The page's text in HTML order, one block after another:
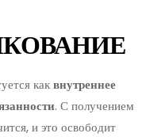
каквнутреннее
. С получением
и это освободит